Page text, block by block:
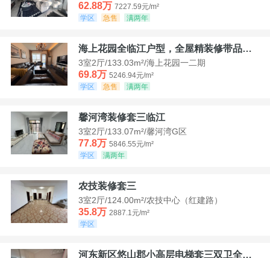
62.88万 7227.59元/m²
学区
急售 满两年
海上花园全临江户型，全屋精装修带品牌家具家电，诚意出售！
3室2厅/133.03m²/海上花园一二期
69.8万 5246.94元/m²
学区
急售 满两年
馨河湾装修套三临江
3室2厅/133.07m²/馨河湾G区
77.8万 5846.55元/m²
学区
满两年
农技装修套三
3室2厅/124.00m²/农技中心（红建路）
35.8万 2887.1元/m²
学区
河东新区悠山郡小高层电梯套三双卫全装带家具家电